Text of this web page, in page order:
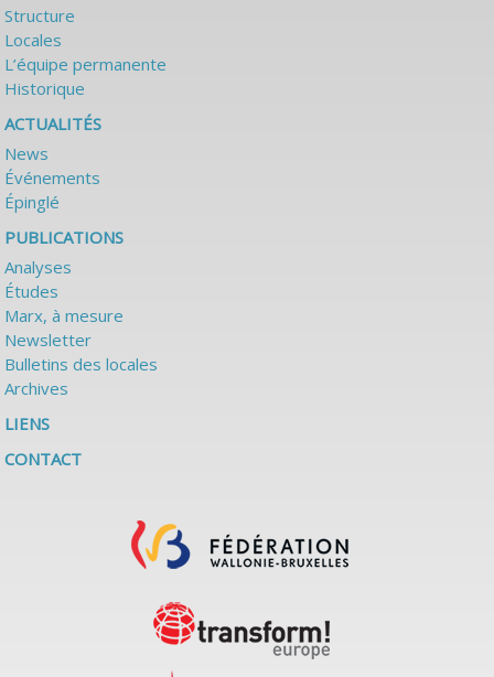
Structure
Locales
L’équipe permanente
Historique
ACTUALITÉS
News
Événements
Épinglé
PUBLICATIONS
Analyses
Études
Marx, à mesure
Newsletter
Bulletins des locales
Archives
LIENS
CONTACT